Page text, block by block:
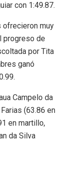
con 1:49.87.
ofrecieron muy
progreso de
por Tita
ganó
Campelo da
(63.86 en
en martillo,
da Silva